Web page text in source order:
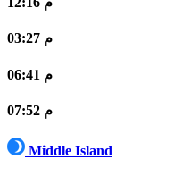
03:27 م
06:41 م
07:52 م
Middle Island